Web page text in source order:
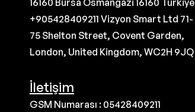
+905428409211 Vizyon Smart Ltd 71-
75 Shelton Street, Covent Garden,
London, United Kingdom, WC2H 9JQ
İletişim
GSM Numarası : 05428409211